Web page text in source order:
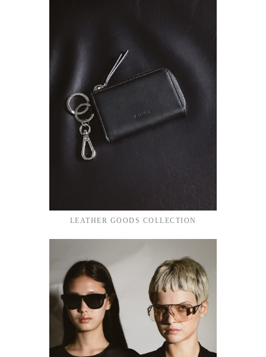
LEATHER GOODS COLLECTION